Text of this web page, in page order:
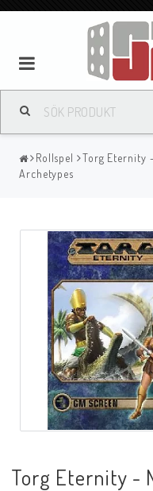
Rollspel
Torg Eternity
Archetypes
Torg Eternity -